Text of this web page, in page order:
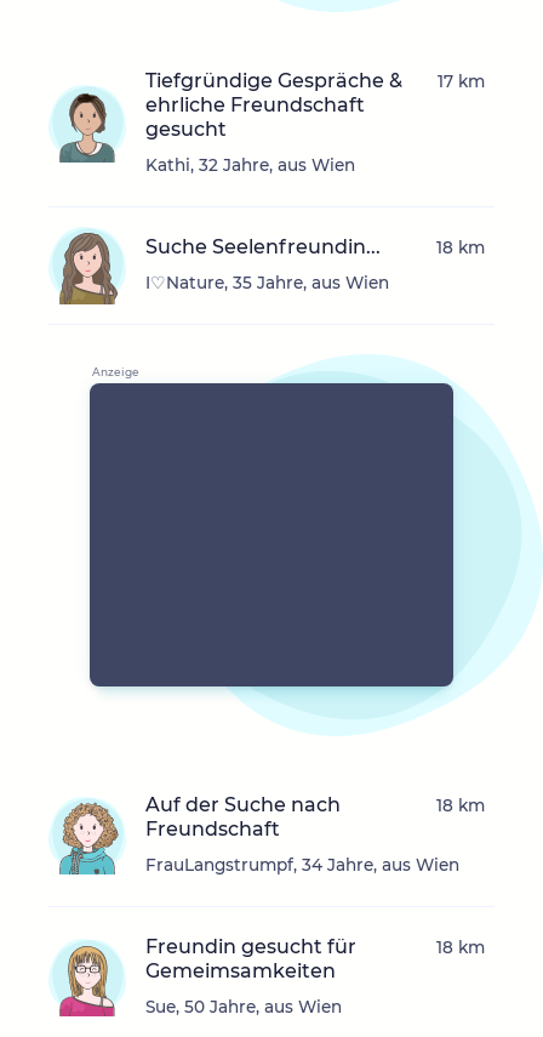
Tiefgründige Gespräche &
ehrliche Freundschaft
gesucht
Kathi, 32 Jahre, aus Wien
17 km
Suche Seelenfreundin...
I♡Nature, 35 Jahre, aus Wien
18 km
Auf der Suche nach
Freundschaft
FrauLangstrumpf, 34 Jahre, aus Wien
18 km
Freundin gesucht für
Gemeimsamkeiten
Sue, 50 Jahre, aus Wien
18 km